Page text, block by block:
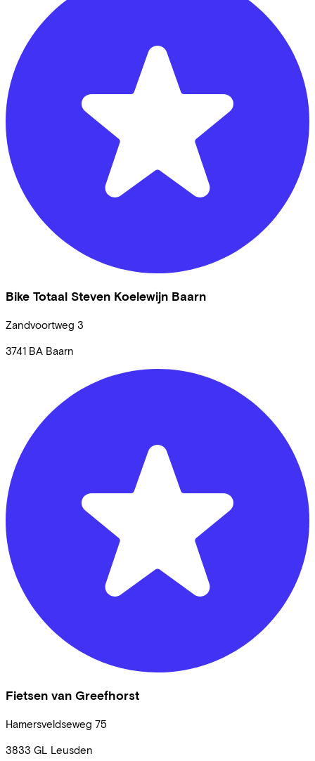
Bike Totaal Steven Koelewijn Baarn
Zandvoortweg 3
3741 BA Baarn
Fietsen van Greefhorst
Hamersveldseweg 75
3833 GL Leusden